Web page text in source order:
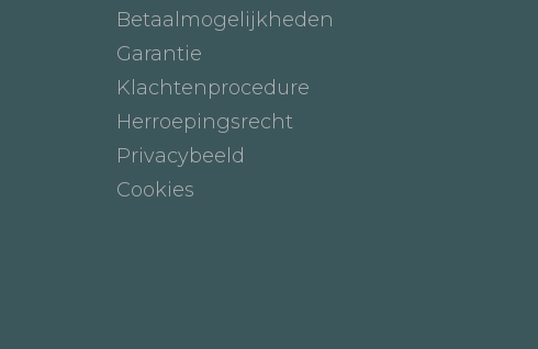
Betaalmogelijkheden
Garantie
Klachtenprocedure
Herroepingsrecht
Privacybeeld
Cookies